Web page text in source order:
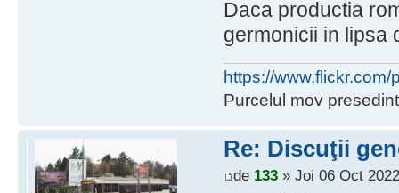
Daca productia
germonicii in lipsa
https://
Purcelul mov
Re: Discuţii
de 133» Joi 06 Oct